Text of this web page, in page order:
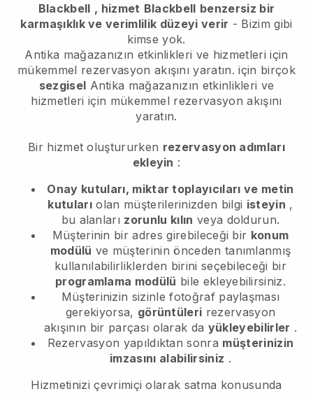
Blackbell , hizmet Blackbell benzersiz bir
karmaşıklık ve verimlilik düzeyi verir - Bizim gibi
kimse yok.
Antika mağazanızın etkinlikleri ve hizmetleri için
mükemmel rezervasyon akışını yaratın. için birçok
sezgisel Antika mağazanızın etkinlikleri ve
hizmetleri için mükemmel rezervasyon akışını
yaratın.
Bir hizmet oluştururken rezervasyon adımları
ekleyin :
Onay kutuları, miktar toplayıcıları ve metin
kutuları olan müşterilerinizden bilgi isteyin ,
bu alanları zorunlu kılın veya doldurun.
Müşterinin bir adres girebileceği bir konum
modülü ve müşterinin önceden tanımlanmış
kullanılabilirliklerden birini seçebileceği bir
programlama modülü bile ekleyebilirsiniz.
Müşterinizin sizinle fotoğraf paylaşması
gerekiyorsa, görüntüleri rezervasyon
akışının bir parçası olarak da yükleyebilirler .
Rezervasyon yapıldıktan sonra müşterinizin
imzasını alabilirsiniz .
Hizmetinizi çevrimiçi olarak satma konusunda